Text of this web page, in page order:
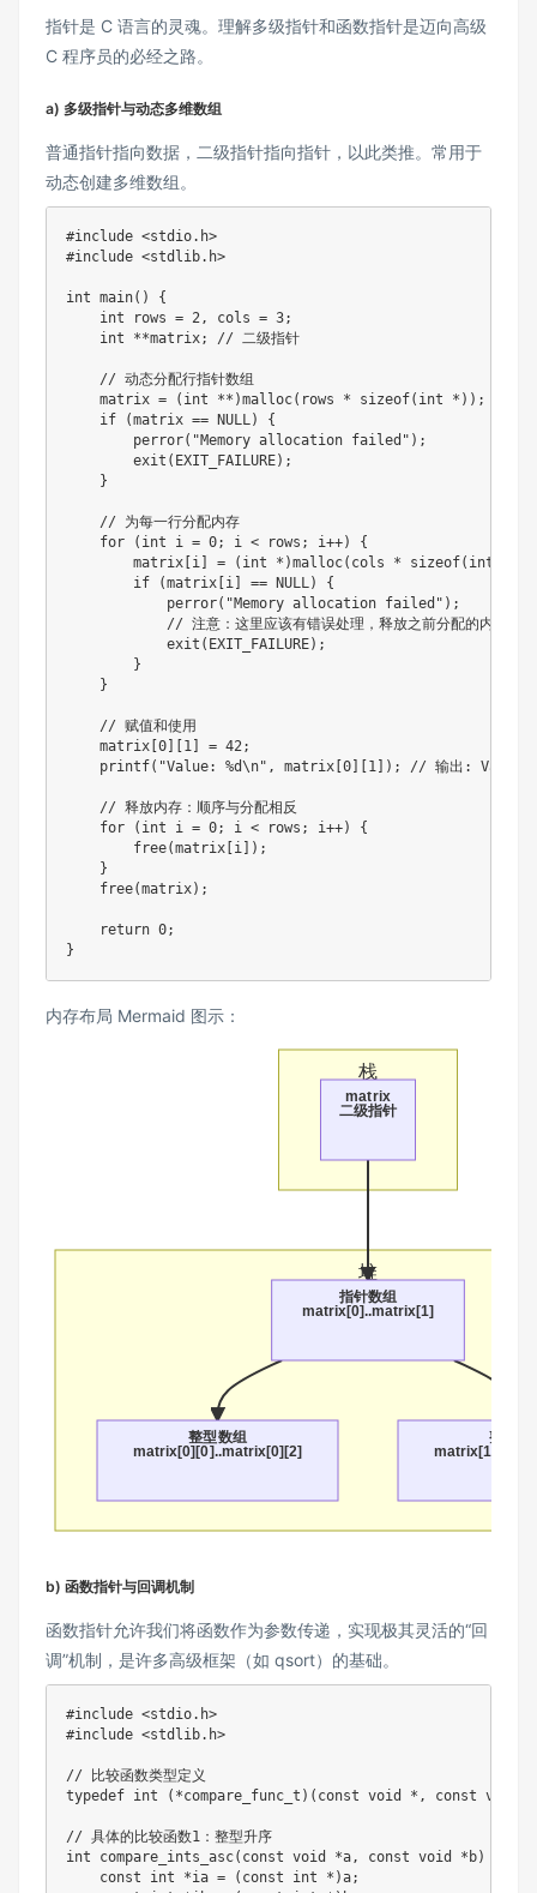
指针是 C 语言的灵魂。理解多级指针和函数指针是迈向高级
C 程序员的必经之路。
a) 多级指针与动态多维数组
普通指针指向数据，二级指针指向指针，以此类推。常用于
动态创建多维数组。
#include <stdio.h>
#include <stdlib.h>
int main( )
{
int rows = 2 , cols = 3;
int
**matrix; // 二级指针
// 动态分配行指针数组
    matrix
= ( int ** )malloc( rows * sizeof( int * ) ) ;
if
(matrix == NULL )
{
perror( "Memory allocation failed" ) ;
exit ( EXIT_FAILURE) ;
}
// 为每一行分配内存
for
( int i = 0; i < rows ; i++)
{
        matrix
[i ] = ( int * )malloc( cols * sizeof( int
if
(matrix [i ] == NULL )
{
perror( "Memory allocation failed" ) ;
// 注意：这里应该有错误处理，释放之前分配的内存
exit ( EXIT_FAILURE) ;
}
}
// 赋值和使用
    matrix
[0] [1 ] = 42 ;
printf( "Value: %d\n" , matrix [0] [1 ] ) ; // 输出: Value:
// 释放内存：顺序与分配相反
for
( int i = 0; i < rows ; i++)
{
free(matrix [i ] ) ;
}
free(matrix) ;
return 0;
}
内存布局 Mermaid 图示：
堆
栈
指针数组
matrix[0]..matrix[1]
整型数组
matrix[0][0]..matrix[0][2]
整型数
matrix
二级指针
b) 函数指针与回调机制
函数指针允许我们将函数作为参数传递，实现极其灵活的“回
调”机制，是许多高级框架（如 qsort）的基础。
#include <stdio.h>
#include <stdlib.h>
// 比较函数类型定义
typedef int ( *compare_func_t ) ( const void * , const void
// 具体的比较函数1：整型升序
int
compare_ints_asc( const void *a , const void * b)
const
int *ia = ( const int * )a;